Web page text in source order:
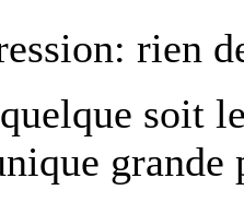
rien
soit